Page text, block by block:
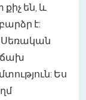
են, և
է:
Սեռական
Ես